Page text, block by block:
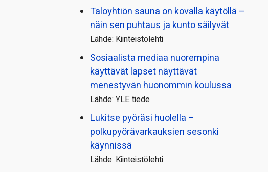
Taloyhtiön sauna on kovalla käytöllä –
näin sen puhtaus ja kunto säilyvät
Lähde: Kiinteistölehti
Sosiaalista mediaa nuorempina
käyttävät lapset näyttävät
menestyvän huonommin koulussa
Lähde: YLE tiede
Lukitse pyöräsi huolella –
polkupyörävarkauksien sesonki
käynnissä
Lähde: Kiinteistölehti